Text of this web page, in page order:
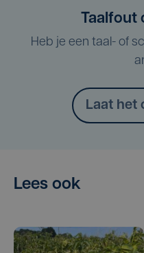
Taalfout
Heb je een taal- of
Laat het
Lees ook